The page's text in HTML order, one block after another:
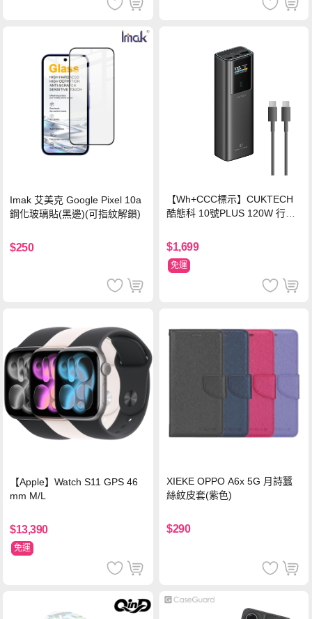
Imak 艾美克 Google Pixel 10a
鋼化玻璃貼(黑邊)(可指紋解鎖)
$250
【Wh+CCC標示】CUKTECH
酷態科 10號PLUS 120W 行動
色
$1,699
免運
【Apple】Watch S11 GPS 46
mm M/L
$13,390
免運
XIEKE OPPO A6x 5G 月詩蠶
絲紋皮套(紫色)
$290